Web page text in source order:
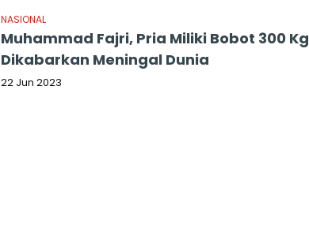
NASIONAL
Muhammad Fajri, Pria Miliki Bobot 300 Kg
Dikabarkan Meningal Dunia
22 Jun 2023